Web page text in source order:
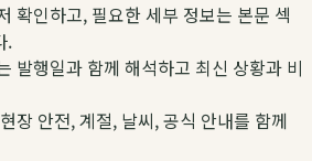
확인하고, 필요한 세부 정보는 본문 섹
.
발행일과 함께 해석하고 최신 상황과 비
장 안전, 계절, 날씨, 공식 안내를 함께